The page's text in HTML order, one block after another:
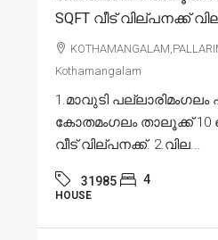
SQFT വീട് വില്പനക്ക്
Kothamangalam
1.മാവുടി
കോതമംഗലം താലൂക്ക് 10
വീട് വില്പനക്ക്. 2.വില...
31985 4
HOUSE